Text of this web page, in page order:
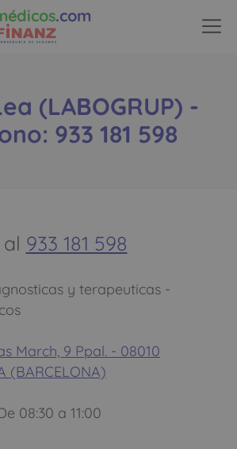
.com
(LABOGRUP) -
933 181 598
933 181 598
y terapeuticas -
March, 9 Ppal. - 08010
(BARCELONA)
08:30 a 11:00